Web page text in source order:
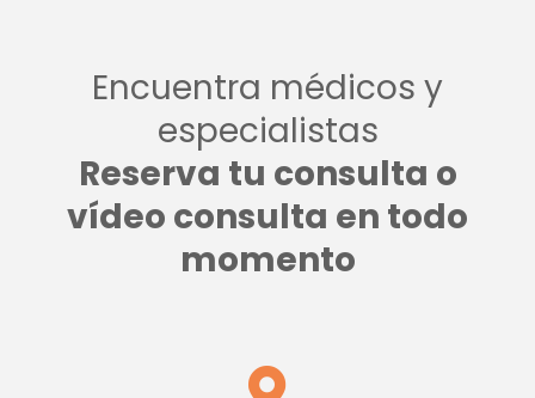
Encuentra médicos y
especialistas
Reserva tu consulta o
vídeo consulta en todo
momento